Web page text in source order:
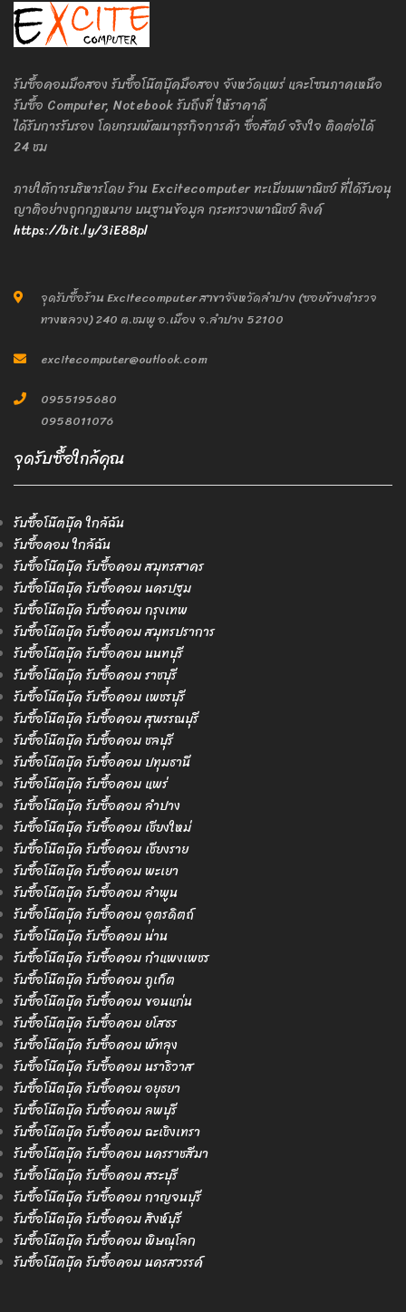
รับซื้อคอมมือสอง รับซื้อโน๊ตบุ๊คมือสอง จังหวัดแพร่ และโซนภาคเหนือ
รับซื้อ Computer, Notebook รับถึงที่ ให้ราคาดี
ได้รับการรับรอง โดยกรมพัฒนาธุรกิจการค้า ซื่อสัตย์ จริงใจ ติดต่อได้
24 ชม
ภายใต้การบริหารโดย ร้าน Excitecomputer ทะเบียนพาณิชย์ ที่ได้รับอนุ
ญาติอย่างถูกกฎหมาย บนฐานข้อมูล กระทรวงพาณิชย์ ลิงค์
https://bit.ly/3iE88pl
จุดรับซื้อร้าน Excitecomputer สาขาจังหวัดลำปาง (ซอยข้างตำรวจ
ทางหลวง) 240 ต.ชมพู อ.เมือง จ.ลำปาง 52100
excitecomputer@outlook.com
0955195680
0958011076
จุดรับซื้อใกล้คุณ
รับซื้อโน๊ตบุ๊ค ใกล้ฉัน
รับซื้อคอม ใกล้ฉัน
รับซื้อโน๊ตบุ๊ค รับซื้อคอม สมุทรสาคร
รับซื้อโน๊ตบุ๊ค รับซื้อคอม นครปฐม
รับซื้อโน๊ตบุ๊ค รับซื้อคอม กรุงเทพ
รับซื้อโน๊ตบุ๊ค รับซื้อคอม สมุทรปราการ
รับซื้อโน๊ตบุ๊ค รับซื้อคอม นนทบุรี
รับซื้อโน๊ตบุ๊ค รับซื้อคอม ราชบุรี
รับซื้อโน๊ตบุ๊ค รับซื้อคอม เพชรบุรี
รับซื้อโน๊ตบุ๊ค รับซื้อคอม สุพรรณบุรี
รับซื้อโน๊ตบุ๊ค รับซื้อคอม ชลบุรี
รับซื้อโน๊ตบุ๊ค รับซื้อคอม ปทุมธานี
รับซื้อโน๊ตบุ๊ค รับซื้อคอม แพร่
รับซื้อโน๊ตบุ๊ค รับซื้อคอม ลำปาง
รับซื้อโน๊ตบุ๊ค รับซื้อคอม เชียงใหม่
รับซื้อโน๊ตบุ๊ค รับซื้อคอม เชียงราย
รับซื้อโน๊ตบุ๊ค รับซื้อคอม พะเยา
รับซื้อโน๊ตบุ๊ค รับซื้อคอม ลำพูน
รับซื้อโน๊ตบุ๊ค รับซื้อคอม อุตรดิตถ์
รับซื้อโน๊ตบุ๊ค รับซื้อคอม น่าน
รับซื้อโน๊ตบุ๊ค รับซื้อคอม กำแพงเพชร
รับซื้อโน๊ตบุ๊ค รับซื้อคอม ภูเก็ต
รับซื้อโน๊ตบุ๊ค รับซื้อคอม ขอนแก่น
รับซื้อโน๊ตบุ๊ค รับซื้อคอม ยโสธร
รับซื้อโน๊ตบุ๊ค รับซื้อคอม พัทลุง
รับซื้อโน๊ตบุ๊ค รับซื้อคอม นราธิวาส
รับซื้อโน๊ตบุ๊ค รับซื้อคอม อยุธยา
รับซื้อโน๊ตบุ๊ค รับซื้อคอม ลพบุรี
รับซื้อโน๊ตบุ๊ค รับซื้อคอม ฉะเชิงเทรา
รับซื้อโน๊ตบุ๊ค รับซื้อคอม นครราชสีมา
รับซื้อโน๊ตบุ๊ค รับซื้อคอม สระบุรี
รับซื้อโน๊ตบุ๊ค รับซื้อคอม กาญจนบุรี
รับซื้อโน๊ตบุ๊ค รับซื้อคอม สิงห์บุรี
รับซื้อโน๊ตบุ๊ค รับซื้อคอม พิษณุโลก
รับซื้อโน๊ตบุ๊ค รับซื้อคอม นครสวรรค์